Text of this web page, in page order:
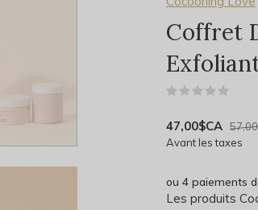
Coffret
47,00$CA
Avant les taxes
ou 4 paiements
Les produits